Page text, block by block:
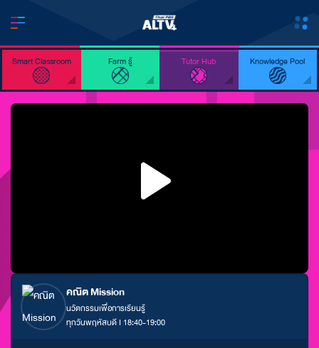
Smart Classroom Farm รู้ Tutor Hub Knowledge Pool
คณิต Mission
นวัตกรรมเพื่อการเรียนรู้
ทุกวันพฤหัสบดี I 18:40-19:00